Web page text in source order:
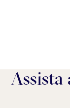
Assista